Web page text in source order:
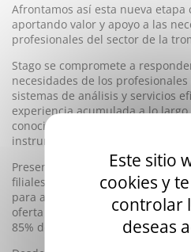
Afrontamos así esta nueva
aportando valor y apoyo a las
profesionales del sector de la
Stago se compromete a
necesidades de los
sistemas de análisis y servicios
experiencia acumulada a lo largo
conocimiento en el campo de la
instrumentos y consumibles).
Presentes en más de 110 países,
filiales y de distribuidores
para aportar a nuestros clientes
oferta adaptada a sus
85% de nuestra producción.
Este sitio
cookies y
controlar
deseas